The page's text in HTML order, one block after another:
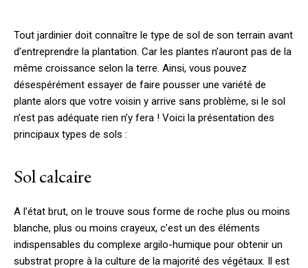
Tout jardinier doit connaître le type de sol de son terrain avant
d’entreprendre la plantation. Car les plantes n’auront pas de la
même croissance selon la terre. Ainsi, vous pouvez
désespérément essayer de faire pousser une variété de
plante alors que votre voisin y arrive sans problème, si le sol
n’est pas adéquate rien n’y fera ! Voici la présentation des
principaux types de sols :
Sol calcaire
A l’état brut, on le trouve sous forme de roche plus ou moins
blanche, plus ou moins crayeux, c’est un des éléments
indispensables du complexe argilo-humique pour obtenir un
substrat propre à la culture de la majorité des végétaux. Il est